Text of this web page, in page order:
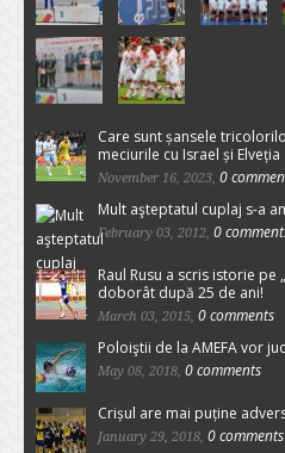
Care sunt șansele
meciurile cu Israel și Elveția
November 16, 2023, 0
Mult aşteptatul cuplaj s-a
February 03, 2012, 0
Raul Rusu a scris istorie
doborât după 25 de ani!
March 03, 2015, 0 comments
Poloiştii de la AMEFA vor
May 08, 2018, 0 comments
Crișul are mai puține
January 29, 2018, 0 comments